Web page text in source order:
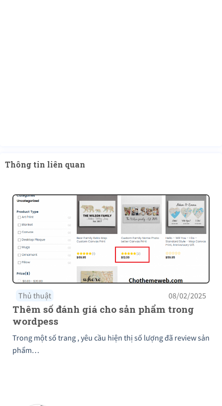
Thông tin liên quan
Thủ thuật 08/02/2025
Thêm số đánh giá cho sản phẩm trong
wordpess
Trong một số trang , yêu cầu hiện thị số lượng đã review sản
phẩm…